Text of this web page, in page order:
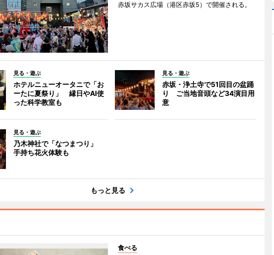
赤坂サカス広場（港区赤坂5）で開催される。
見る・遊ぶ
ホテルニューオータニで「お
ーたに夏祭り」 縁日やAI使
った科学教室も
見る・遊ぶ
赤坂・浄土寺で51回目の盆踊
り ご当地音頭など34演目用
意
見る・遊ぶ
乃木神社で「なつまつり」
手持ち花火体験も
もっと見る
食べる